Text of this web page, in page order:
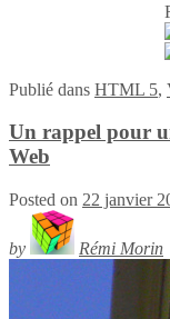
Publié dans HTML 5,
Un rappel pour
Web
Posted on 22 janvier
by Rémi Morin